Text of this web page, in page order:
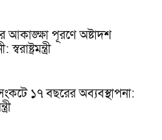
আকাঙ্ক্ষা পূরণে অষ্টাদশ
সংকটে ১৭ বছরের অব্যবস্থাপনা: